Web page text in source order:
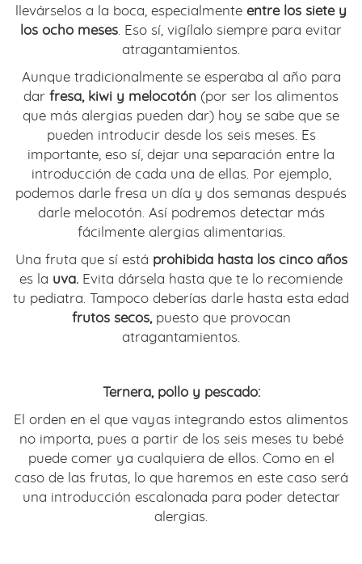
llevárselos a la boca, especialmente entre los siete y
los ocho meses. Eso sí, vigílalo siempre para evitar
atragantamientos.
Aunque tradicionalmente se esperaba al año para
dar fresa, kiwi y melocotón (por ser los alimentos
que más alergias pueden dar) hoy se sabe que se
pueden introducir desde los seis meses. Es
importante, eso sí, dejar una separación entre la
introducción de cada una de ellas. Por ejemplo,
podemos darle fresa un día y dos semanas después
darle melocotón. Así podremos detectar más
fácilmente alergias alimentarias.
Una fruta que sí está prohibida hasta los cinco años
es la uva. Evita dársela hasta que te lo recomiende
tu pediatra. Tampoco deberías darle hasta esta edad
frutos secos,puesto que provocan
atragantamientos.
Ternera, pollo y pescado:
El orden en el que vayas integrando estos alimentos
no importa, pues a partir de los seis meses tu bebé
puede comer ya cualquiera de ellos. Como en el
caso de las frutas, lo que haremos en este caso será
una introducción escalonada para poder detectar
alergias.